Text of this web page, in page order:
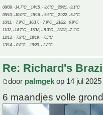
08/09, -14.7°C__14/15, - 3.6°C__20/21, -9.1°C
09/10, -10.0°C__15/16, - 5.9°C__21/22, -5.2°C
10/11, - 7.9°C__16/17, - 7.9°C__21/22, -6.9°C
11/12, -14.7°C__17/18, - 8.3°C__22/23, -7.1°C
12/13, - 7.9°C__18/19, - 7.5°C
13/14, - 0.8°C__19/20, - 2.8°C
Re: Richard's
door palmgek op 14 jul 2025
6 maandjes volle